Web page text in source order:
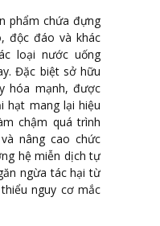
phẩm chứa đựng
độc đáo và khác
loại nước uống
Đặc biệt sở hữu
hóa mạnh, được
hạt mang lại hiệu
chậm quá trình
nâng cao chức
hệ miễn dịch tự
ngừa tác hại từ
nguy cơ mắc